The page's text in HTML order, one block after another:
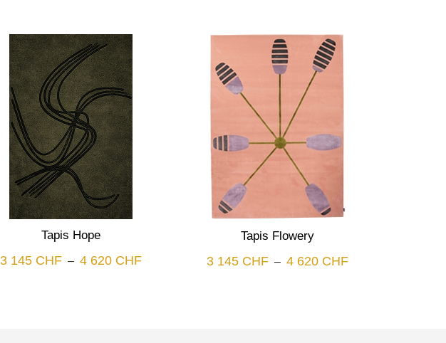
Tapis Hope
3 145 CHF – 4 620 CHFPlage
Tapis Flowery
3 145 CHF – 4 620 CHFPlage